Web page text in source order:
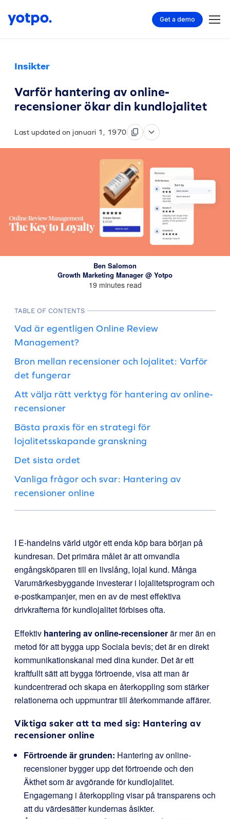
Get a demo
Insikter
Varför hantering av online-
recensioner ökar din kundlojalitet
Last updated on januari 1, 1970
Ben Salomon
Growth Marketing Manager @ Yotpo
19 minutes read
TABLE OF CONTENTS
Vad är egentligen Online Review
Management?
Bron mellan recensioner och lojalitet: Varför
det fungerar
Att välja rätt verktyg för hantering av online-
recensioner
Bästa praxis för en strategi för
lojalitetsskapande granskning
Det sista ordet
Vanliga frågor och svar: Hantering av
recensioner online
I E-handelns värld utgör ett enda köp bara början på
kundresan. Det primära målet är att omvandla
engångsköparen till en livslång, lojal kund. Många
Varumärkesbyggande investerar i lojalitetsprogram och
e-postkampanjer, men en av de mest effektiva
drivkrafterna för kundlojalitet förbises ofta.
Effektiv hantering av online-recensionerär mer än en
metod för att bygga upp Sociala bevis; det är en direkt
kommunikationskanal med dina kunder. Det är ett
kraftfullt sätt att bygga förtroende, visa att man är
kundcentrerad och skapa en återkoppling som stärker
relationerna och uppmuntrar till återkommande affärer.
Viktiga saker att ta med sig: Hantering av
recensioner online
Förtroende är grunden: Hantering av online-
recensioner bygger upp det förtroende och den
Äkthet som är avgörande för kundlojalitet.
Engagemang i återkoppling visar på transparens och
att du värdesätter kundernas åsikter.